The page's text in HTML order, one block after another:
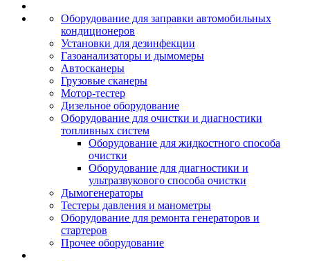
Оборудование для заправки автомобильных
кондиционеров
Установки для дезинфекции
Газоанализаторы и дымомеры
Автосканеры
Грузовые сканеры
Мотор-тестер
Дизельное оборудование
Оборудование для очистки и диагностики
топливных систем
Оборудование для жидкостного способа
очистки
Оборудование для диагностики и
ультразвукового способа очистки
Дымогенераторы
Тестеры давления и манометры
Оборудование для ремонта генераторов и
стартеров
Прочее оборудование